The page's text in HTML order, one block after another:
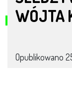
WÓJTA
Opublikowano